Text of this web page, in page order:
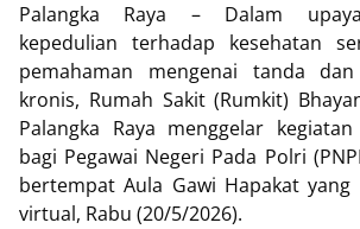
Palangka Raya – Dalam
kepedulian terhadap kesehatan
pemahaman mengenai tanda
kronis, Rumah Sakit (Rumkit)
Palangka Raya menggelar
bagi Pegawai Negeri Pada Polri
bertempat Aula Gawi Hapakat yang
virtual, Rabu (20/5/2026).